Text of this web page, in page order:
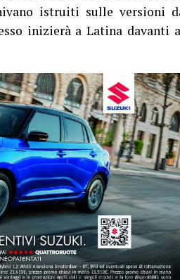
istruiti sulle versioni
inizierà a Latina davanti